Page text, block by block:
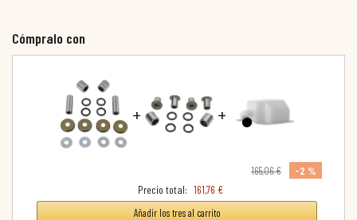
Cómpralo con
+ +
165,06 €
-2 %
Precio total: 161,76 €
Añadir los tres al carrito